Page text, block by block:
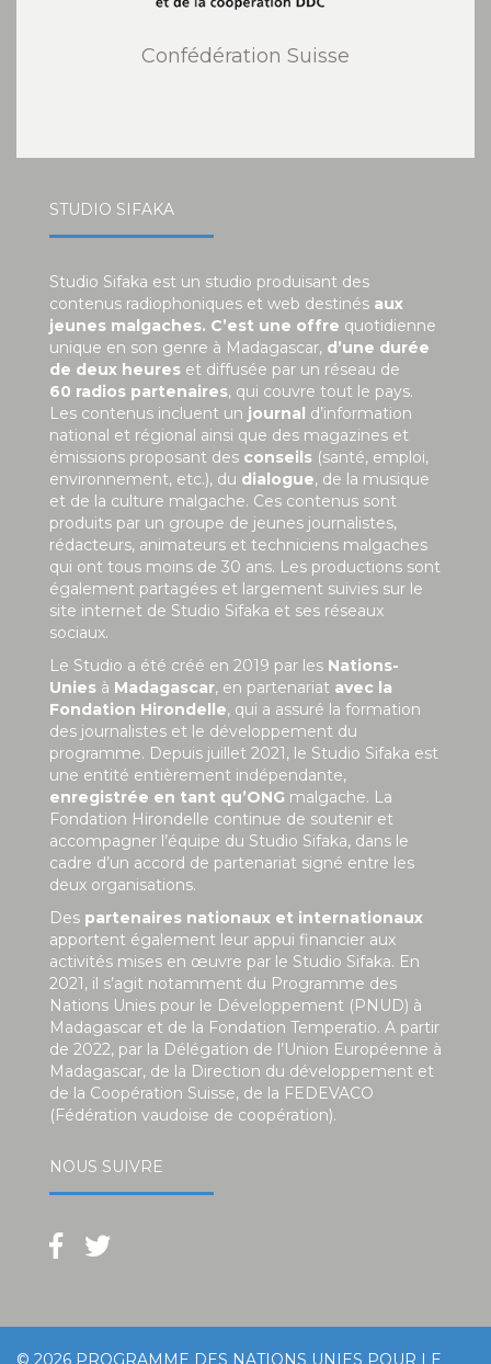
Confédération Suisse
STUDIO SIFAKA
Studio Sifaka est un studio produisant des
contenus radiophoniques et web destinés aux
jeunes malgaches. C’est une offre quotidienne
unique en son genre à Madagascar, d’une durée
de deux heures et diffusée par un réseau de
60 radios partenaires, qui couvre tout le pays.
Les contenus incluent un journal d’information
national et régional ainsi que des magazines et
émissions proposant des conseils (santé, emploi,
environnement, etc.), du dialogue, de la musique
et de la culture malgache. Ces contenus sont
produits par un groupe de jeunes journalistes,
rédacteurs, animateurs et techniciens malgaches
qui ont tous moins de 30 ans. Les productions sont
également partagées et largement suivies sur le
site internet de Studio Sifaka et ses réseaux
sociaux.
Le Studio a été créé en 2019 par les Nations-
Unies à Madagascar, en partenariat avec la
Fondation Hirondelle, qui a assuré la formation
des journalistes et le développement du
programme. Depuis juillet 2021, le Studio Sifaka est
une entité entièrement indépendante,
enregistrée en tant qu’ONG malgache. La
Fondation Hirondelle continue de soutenir et
accompagner l’équipe du Studio Sifaka, dans le
cadre d’un accord de partenariat signé entre les
deux organisations.
Des partenaires nationaux et internationaux
apportent également leur appui financier aux
activités mises en œuvre par le Studio Sifaka. En
2021, il s’agit notamment du Programme des
Nations Unies pour le Développement (PNUD) à
Madagascar et de la Fondation Temperatio. A partir
de 2022, par la Délégation de l’Union Européenne à
Madagascar, de la Direction du développement et
de la Coopération Suisse, de la FEDEVACO
(Fédération vaudoise de coopération).
NOUS SUIVRE
© 2026 PROGRAMME DES NATIONS UNIES POUR LE